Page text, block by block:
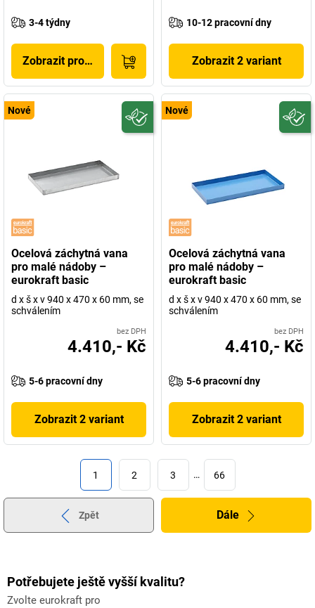
3-4 týdny
Zobrazit produkt
10-12 pracovní dny
Zobrazit 2 variant
Nové
Ocelová záchytná vana
pro malé nádoby –
eurokraft basic
d x š x v 940 x 470 x 60 mm, se
schválením
bez DPH
4.410,- Kč
5-6 pracovní dny
Zobrazit 2 variant
Nové
Ocelová záchytná vana
pro malé nádoby –
eurokraft basic
d x š x v 940 x 470 x 60 mm, se
schválením
bez DPH
4.410,- Kč
5-6 pracovní dny
Zobrazit 2 variant
1 2 3 … 66
Zpět Dále
Potřebujete ještě vyšší kvalitu?
Zvolte eurokraft pro